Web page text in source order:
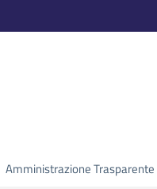
Amministrazione Trasparente